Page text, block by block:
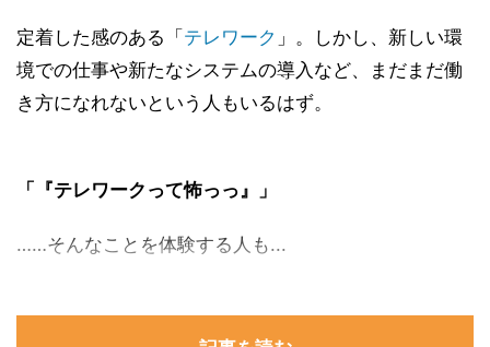
定着した感のある「 テレワーク 」。しかし、新しい環
境での仕事や新たなシステムの導入など、まだまだ働
き方になれないという人もいるはず。
「『テレワークって怖っっ』」
……そんなことを体験する人も...